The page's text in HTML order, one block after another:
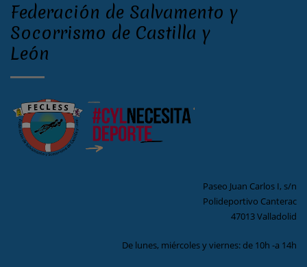
Federación de Salvamento y
Socorrismo de Castilla y
León
Paseo Juan Carlos I, s/n
Polideportivo Canterac
47013 Valladolid
De lunes, miércoles y viernes: de 10h -a 14h